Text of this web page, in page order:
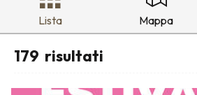
Lista Mappa
179 risultati